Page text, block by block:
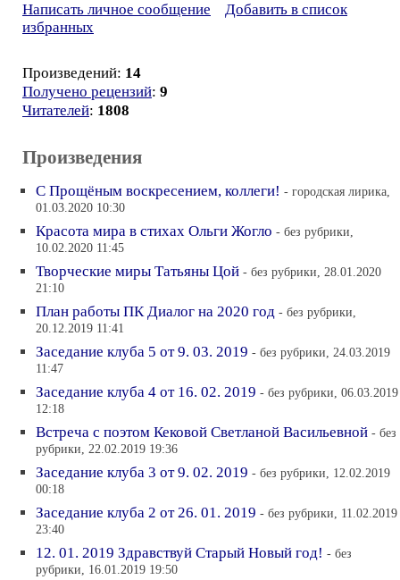
Написать личное сообщение
Добавить в список
избранных
Произведений: 14
Получено рецензий: 9
Читателей: 1808
Произведения
С Прощёным воскресением, коллеги! - городская лирика,
01.03.2020 10:30
Красота мира в стихах Ольги Жогло - без рубрики,
10.02.2020 11:45
Творческие миры Татьяны Цой - без рубрики, 28.01.2020
21:10
План работы ПК Диалог на 2020 год - без рубрики,
20.12.2019 11:41
Заседание клуба 5 от 9. 03. 2019 - без рубрики, 24.03.2019
11:47
Заседание клуба 4 от 16. 02. 2019 - без рубрики, 06.03.2019
12:18
Встреча с поэтом Кековой Светланой Васильевной - без
рубрики, 22.02.2019 19:36
Заседание клуба 3 от 9. 02. 2019 - без рубрики, 12.02.2019
00:18
Заседание клуба 2 от 26. 01. 2019 - без рубрики, 11.02.2019
23:40
12. 01. 2019 Здравствуй Старый Новый год! - без
рубрики, 16.01.2019 19:50